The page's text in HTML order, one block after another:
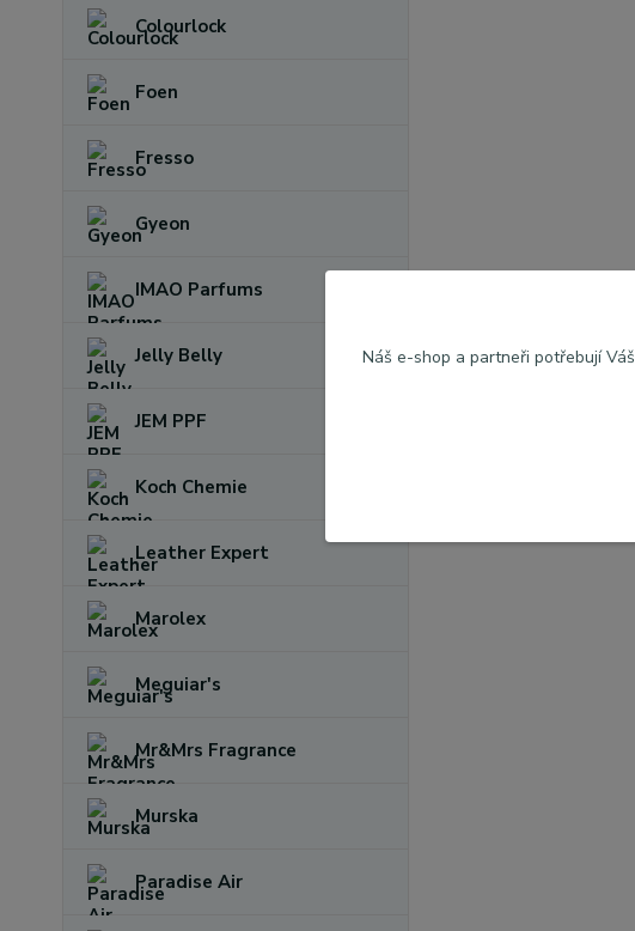
Colourlock
Foen
Fresso
Gyeon
IMAO Parfums
Jelly Belly
JEM PPF
Koch Chemie
Leather Expert
Marolex
Meguiar's
Mr&Mrs Fragrance
Murska
Paradise Air
Náš e-shop a partneři potřebují Váš